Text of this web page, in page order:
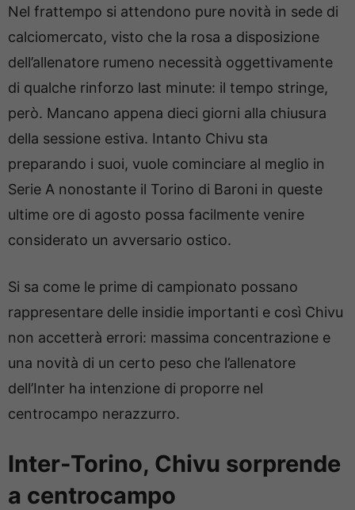
Nel frattempo si attendono pure novità in sede di
calciomercato, visto che la rosa a disposizione
dell’allenatore rumeno necessità oggettivamente
di qualche rinforzo last minute: il tempo stringe,
però. Mancano appena dieci giorni alla chiusura
della sessione estiva. Intanto Chivu sta
preparando i suoi, vuole cominciare al meglio in
Serie A nonostante il Torino di Baroni in queste
ultime ore di agosto possa facilmente venire
considerato un avversario ostico.
Si sa come le prime di campionato possano
rappresentare delle insidie importanti e così Chivu
non accetterà errori: massima concentrazione e
una novità di un certo peso che l’allenatore
dell’Inter ha intenzione di proporre nel
centrocampo nerazzurro.
Inter-Torino, Chivu sorprende
a centrocampo